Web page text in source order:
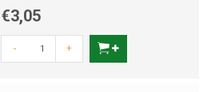
€3,05
- +